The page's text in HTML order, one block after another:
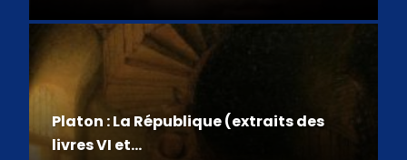
Platon : La République (extraits des
livres VI et…